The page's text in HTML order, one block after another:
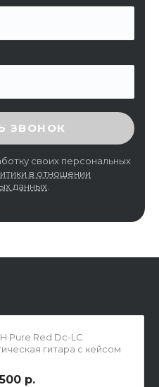
КОД
ЗВОНОК
своих персональных
в отношении
данных
Pure Red Dc-LC
гитара с кейсом
р.